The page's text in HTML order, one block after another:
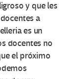
y que les
a
es un
docentes no
el próximo